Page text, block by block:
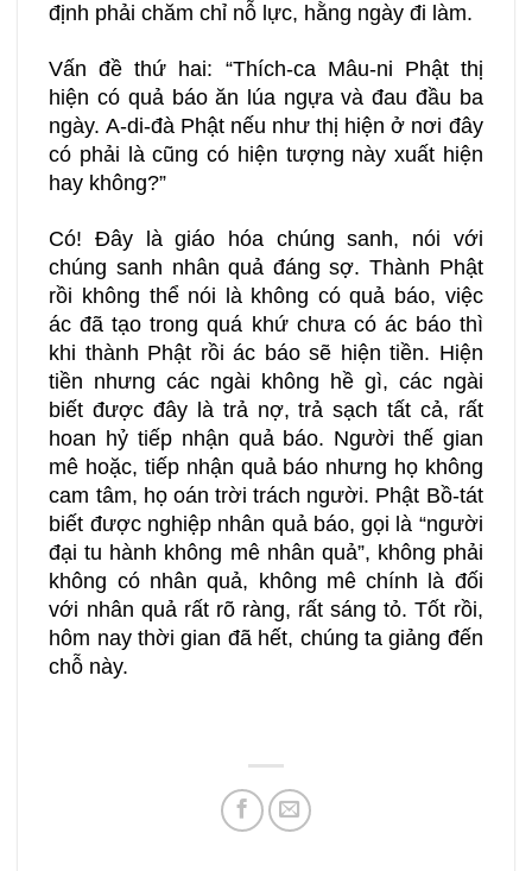
định phải chăm chỉ nỗ lực, hằng ngày đi làm.
Vấn đề thứ hai: “Thích-ca Mâu-ni Phật thị
hiện có quả báo ăn lúa ngựa và đau đầu ba
ngày. A-di-đà Phật nếu như thị hiện ở nơi đây
có phải là cũng có hiện tượng này xuất hiện
hay không?”
Có! Đây là giáo hóa chúng sanh, nói với
chúng sanh nhân quả đáng sợ. Thành Phật
rồi không thể nói là không có quả báo, việc
ác đã tạo trong quá khứ chưa có ác báo thì
khi thành Phật rồi ác báo sẽ hiện tiền. Hiện
tiền nhưng các ngài không hề gì, các ngài
biết được đây là trả nợ, trả sạch tất cả, rất
hoan hỷ tiếp nhận quả báo. Người thế gian
mê hoặc, tiếp nhận quả báo nhưng họ không
cam tâm, họ oán trời trách người. Phật Bồ-tát
biết được nghiệp nhân quả báo, gọi là “người
đại tu hành không mê nhân quả”, không phải
không có nhân quả, không mê chính là đối
với nhân quả rất rõ ràng, rất sáng tỏ. Tốt rồi,
hôm nay thời gian đã hết, chúng ta giảng đến
chỗ này.